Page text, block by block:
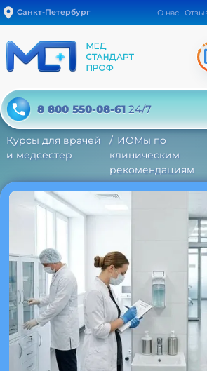
Санкт-Петербург О нас
8 800 550-08-61 24/7
Курсы для врачей
и медсестер
ИОМы по
клиническим
рекомендациям